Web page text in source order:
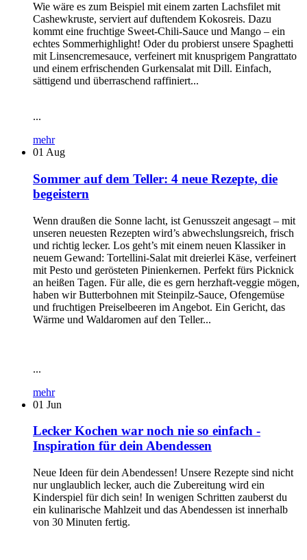
Wie wäre es zum Beispiel mit einem zarten Lachsfilet mit
Cashewkruste, serviert auf duftendem Kokosreis. Dazu
kommt eine fruchtige Sweet-Chili-Sauce und Mango – ein
echtes Sommerhighlight! Oder du probierst unsere Spaghetti
mit Linsencremesauce, verfeinert mit knusprigem Pangrattato
und einem erfrischenden Gurkensalat mit Dill. Einfach,
sättigend und überraschend raffiniert...
...
mehr
01 Aug
Sommer auf dem Teller: 4 neue Rezepte, die
begeistern
Wenn draußen die Sonne lacht, ist Genusszeit angesagt – mit
unseren neuesten Rezepten wird’s abwechslungsreich, frisch
und richtig lecker. Los geht’s mit einem neuen Klassiker in
neuem Gewand: Tortellini-Salat mit dreierlei Käse, verfeinert
mit Pesto und gerösteten Pinienkernen. Perfekt fürs Picknick
an heißen Tagen. Für alle, die es gern herzhaft-veggie mögen,
haben wir Butterbohnen mit Steinpilz-Sauce, Ofengemüse
und fruchtigen Preiselbeeren im Angebot. Ein Gericht, das
Wärme und Waldaromen auf den Teller...
...
mehr
01 Jun
Lecker Kochen war noch nie so einfach -
Inspiration für dein Abendessen
Neue Ideen für dein Abendessen! Unsere Rezepte sind nicht
nur unglaublich lecker, auch die Zubereitung wird ein
Kinderspiel für dich sein! In wenigen Schritten zauberst du
ein kulinarische Mahlzeit und das Abendessen ist innerhalb
von 30 Minuten fertig.